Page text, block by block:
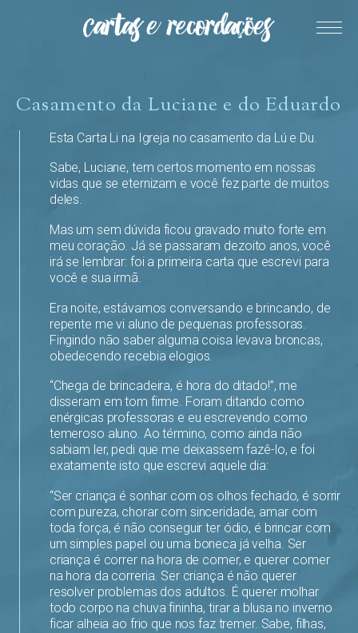
Casamento da Luciane e do Eduardo
Esta Carta Li na Igreja no casamento da Lú e Du.
Sabe, Luciane, tem certos momento em nossas
vidas que se eternizam e você fez parte de muitos
deles.
Mas um sem dúvida ficou gravado muito forte em
meu coração. Já se passaram dezoito anos, você
irá se lembrar: foi a primeira carta que escrevi para
você e sua irmã.
Era noite, estávamos conversando e brincando, de
repente me vi aluno de pequenas professoras.
Fingindo não saber alguma coisa levava broncas,
obedecendo recebia elogios.
“Chega de brincadeira, é hora do ditado!”, me
disseram em tom firme. Foram ditando como
enérgicas professoras e eu escrevendo como
temeroso aluno. Ao término, como ainda não
sabiam ler, pedi que me deixassem fazê-lo, e foi
exatamente isto que escrevi aquele dia:
“Ser criança é sonhar com os olhos fechado, é sorrir
com pureza, chorar com sinceridade, amar com
toda força, é não conseguir ter ódio, é brincar com
um simples papel ou uma boneca já velha. Ser
criança é correr na hora de comer, e querer comer
na hora da correria. Ser criança é não querer
resolver problemas dos adultos. É querer molhar
todo corpo na chuva fininha, tirar a blusa no inverno
ficar alheia ao frio que nos faz tremer. Sabe, filhas,